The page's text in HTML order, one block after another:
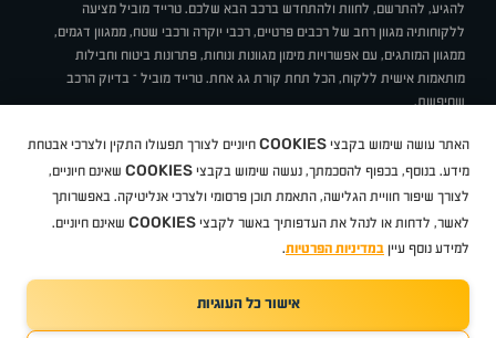
להגיע, להתרשם, לחוות ולהתחדש ברכב הבא שלכם. טרייד מוביל מציעה
ללקוחותיה מגוון רחב של רכבים פרטיים, רכבי יוקרה ורכבי שטח, ממגוון דגמים,
ממגוון המותגים, עם אפשרויות מימון מגוונות ונוחות, פתרונות ביטוח וחבילות
מותאמות אישית ללקוח, הכל תחת קורת גג אחת. טרייד מוביל – בדיוק הרכב
שחיפשת.
תקנוןBUY BACKמבצעיםמגזין טרייד מובילאיך זה עובד? דרושים
ניהול העדפות עוגיות
סיטרואן אופלפיג'וMG
Geelyמזדהבי ווי דיצ'רי טסלהניסאןטויוטהדאצ'יהפולקסווגןטסלה
ב מ וולקסוסאאודיסקודהיונדאירנושברולט
TradeMobile instagram
TradeMobile facebook
האתר עושה שימוש בקבצי COOKIES חיוניים לצורך תפעולו התקין ולצרכי אבטחת
מידע. בנוסף, בכפוף להסכמתך, נעשה שימוש בקבצי COOKIES שאינם חיוניים,
לצורך שיפור חוויית הגלישה, התאמת תוכן פרסומי ולצרכי אנליטיקה. באפשרותך
לאשר, לדחות או לנהל את העדפותיך באשר לקבצי COOKIES שאינם חיוניים.
למידע נוסף עיין במדיניות הפרטיות.
אישור כל העוגיות